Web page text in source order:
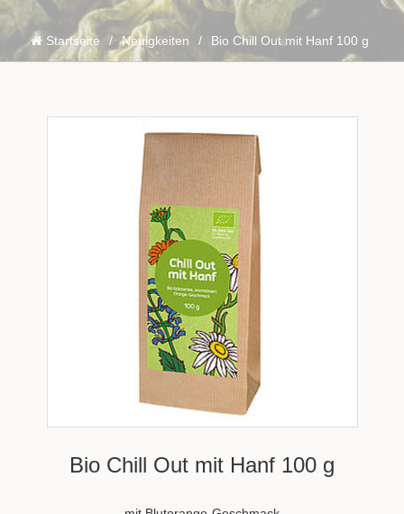
Startseite / Neuigkeiten / Bio Chill Out mit Hanf 100 g
Bio Chill Out mit Hanf 100 g